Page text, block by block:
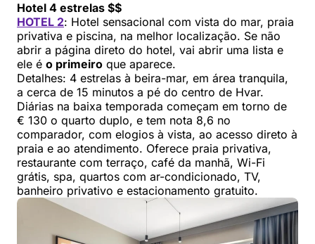
Hotel 4 estrelas $$
HOTEL 2: Hotel sensacional com vista do mar, praia
privativa e piscina, na melhor localização. Se não
abrir a página direto do hotel, vai abrir uma lista e
ele é o primeiro que aparece.
Detalhes: 4 estrelas à beira-mar, em área tranquila,
a cerca de 15 minutos a pé do centro de Hvar.
Diárias na baixa temporada começam em torno de
€ 130 o quarto duplo, e tem nota 8,6 no
comparador, com elogios à vista, ao acesso direto à
praia e ao atendimento. Oferece praia privativa,
restaurante com terraço, café da manhã, Wi-Fi
grátis, spa, quartos com ar-condicionado, TV,
banheiro privativo e estacionamento gratuito.